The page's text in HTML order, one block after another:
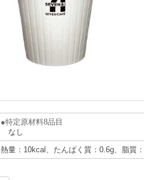
特定原材料8品目
なし
熱量：10kcal、たんぱく質：0.6g、脂質